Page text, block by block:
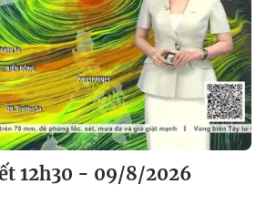
12h30 - 09/8/2026